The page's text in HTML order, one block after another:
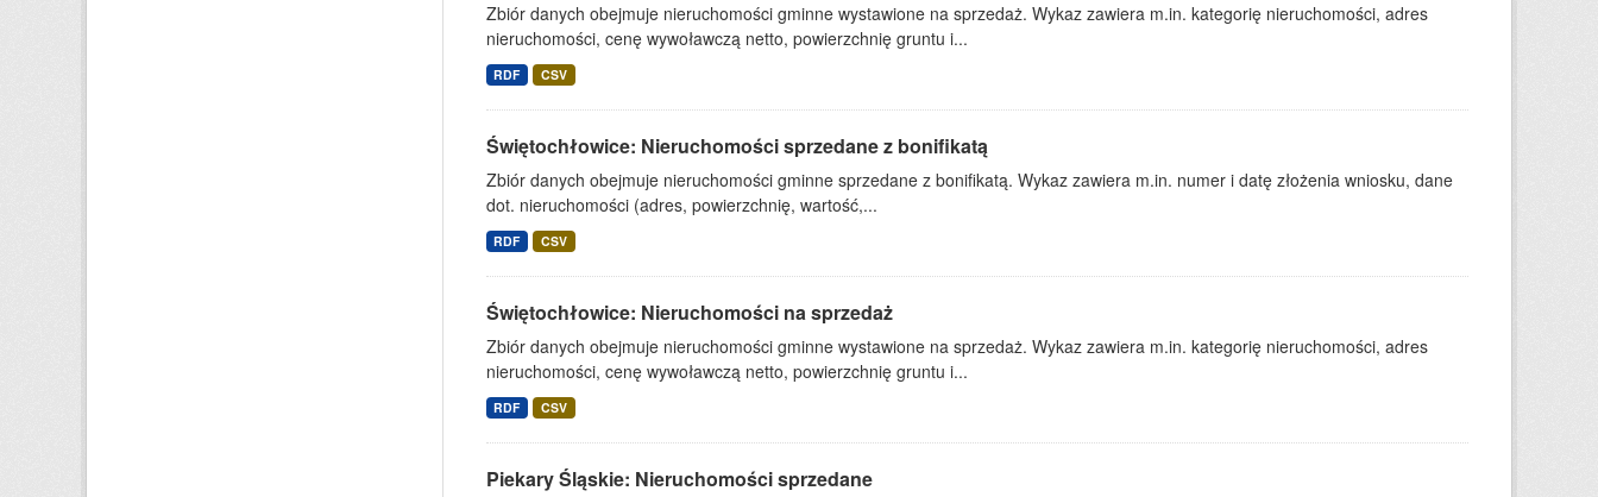
Zbiór danych obejmuje nieruchomości gminne wystawione na sprzedaż. Wykaz zawiera m.in. kategorię nieruchomości, adres
nieruchomości, cenę wywoławczą netto, powierzchnię gruntu i...
RDF CSV
Świętochłowice: Nieruchomości sprzedane z bonifikatą
Zbiór danych obejmuje nieruchomości gminne sprzedane z bonifikatą. Wykaz zawiera m.in. numer i datę złożenia wniosku, dane
dot. nieruchomości (adres, powierzchnię, wartość,...
RDF CSV
Świętochłowice: Nieruchomości na sprzedaż
Zbiór danych obejmuje nieruchomości gminne wystawione na sprzedaż. Wykaz zawiera m.in. kategorię nieruchomości, adres
nieruchomości, cenę wywoławczą netto, powierzchnię gruntu i...
RDF CSV
Piekary Śląskie: Nieruchomości sprzedane